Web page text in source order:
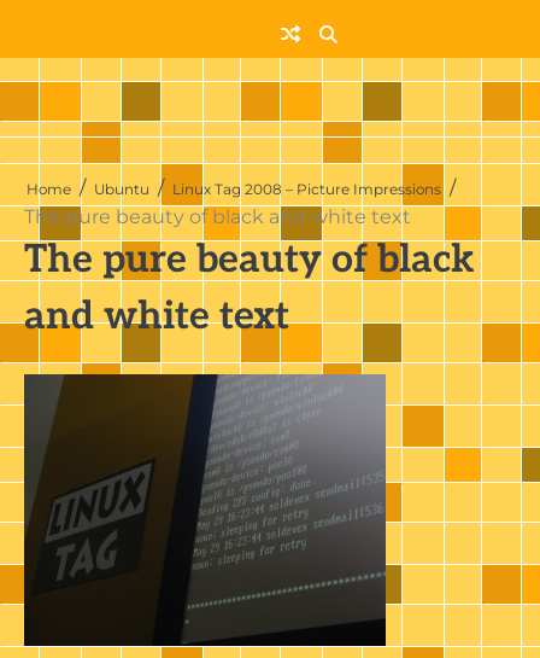
Home Ubuntu Linux Tag 2008 – Picture Impressions
The pure beauty of black and white text
The pure beauty of black
and white text